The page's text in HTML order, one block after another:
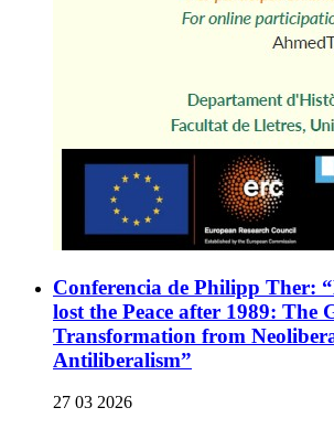
Conferencia de Philipp Ther:
lost the Peace after 1989: The
Transformation from
Antiliberalism”
27 03 2026